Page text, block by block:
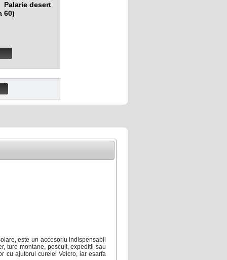
Palarie desert
60)
este un accesoriu indispensabil
ture montane, pescuit, expeditii sau
cu ajutorul curelei Velcro, iar esarfa